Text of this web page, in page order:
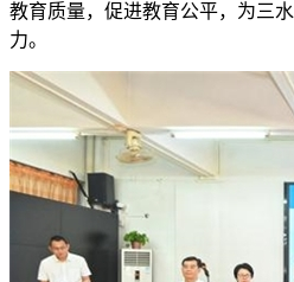
教育质量，促进教育公平，为三
力。